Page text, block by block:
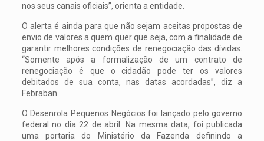
nos seus canais oficiais”, orienta a entidade.
O alerta é ainda para que não sejam aceitas propostas de
envio de valores a quem quer que seja, com a finalidade de
garantir melhores condições de renegociação das dívidas.
“Somente após a formalização de um contrato de
renegociação é que o cidadão pode ter os valores
debitados de sua conta, nas datas acordadas”, diz a
Febraban.
O Desenrola Pequenos Negócios foi lançado pelo governo
federal no dia 22 de abril. Na mesma data, foi publicada
uma portaria do Ministério da Fazenda definindo a